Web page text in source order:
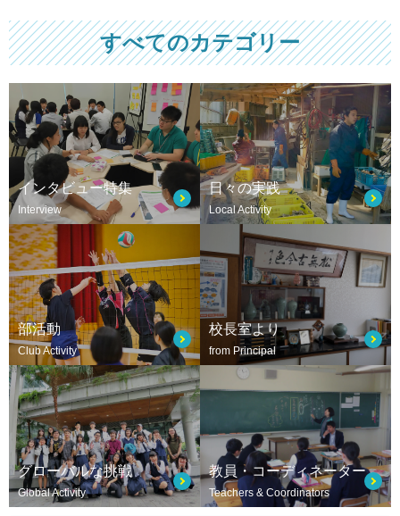
すべてのカテゴリー
インタビュー特集
Interview
日々の実践
Local Activity
部活動
Club Activity
校長室より
from Principal
グローバルな挑戦
Global Activity
教員・コーディネーター
Teachers & Coordinators